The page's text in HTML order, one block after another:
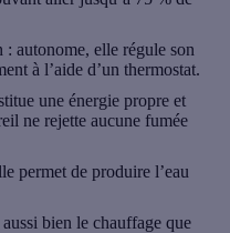
autonome, elle régule son
à l’aide d’un thermostat.
une énergie propre et
ne rejette aucune fumée
permet de produire l’eau
aussi bien le chauffage que